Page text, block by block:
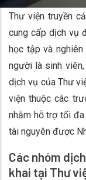
Thư viện truyền
cung cấp dịch vụ
học tập và
người là sinh
dịch vụ của Thư
viện thuộc các
nhằm hỗ trợ tối
tài nguyên được
Các nhóm
khai tại Thư